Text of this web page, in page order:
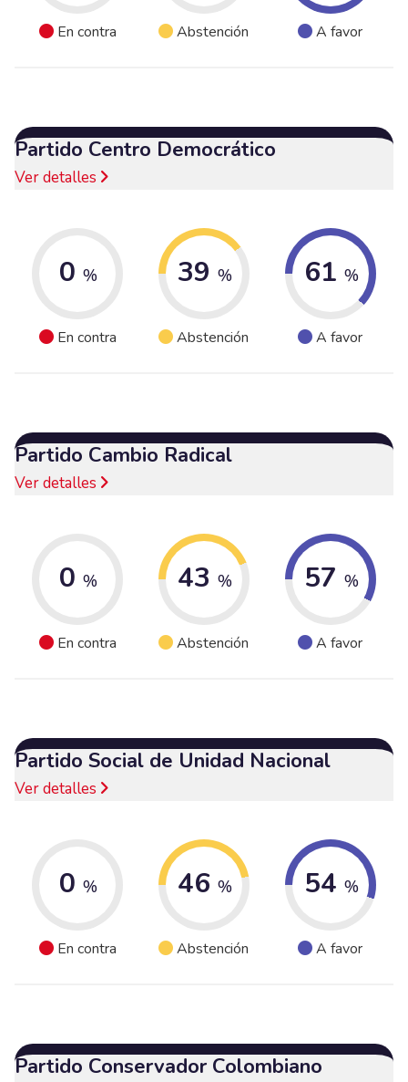
En contra Abstención A favor
Partido Centro Democrático
Ver detalles
0 %
En contra
39 %
Abstención
61 %
A favor
Partido Cambio Radical
Ver detalles
0 %
En contra
43 %
Abstención
57 %
A favor
Partido Social de Unidad Nacional
Ver detalles
0 %
En contra
46 %
Abstención
54 %
A favor
Partido Conservador Colombiano